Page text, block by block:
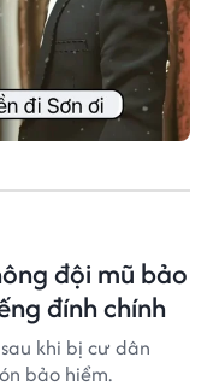
đội mũ bảo
đính chính
khi bị cư dân
bảo hiểm.